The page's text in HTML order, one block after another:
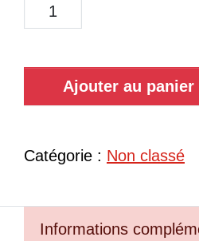
Ajouter au panier
Catégorie : Non classé
Informations